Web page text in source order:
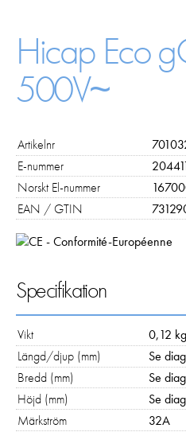
Hicap Eco
500V~
Artikelnr
E-nummer
Norskt El-nummer
EAN / GTIN
Specifikation
Vikt
0,12 kg
Längd/djup (mm)
Se
Bredd (mm)
Se
Höjd (mm)
Se
Märkström
32A